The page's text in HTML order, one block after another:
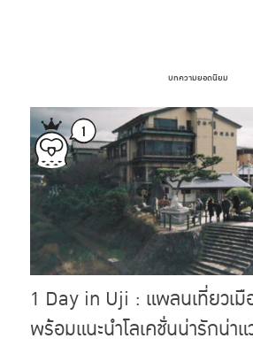
บทความยอดนิยม
1 Day in Uji : แพลนเที่ยวเมื
พร้อมแนะนำโลเคชั่นน่ารักน่าแ